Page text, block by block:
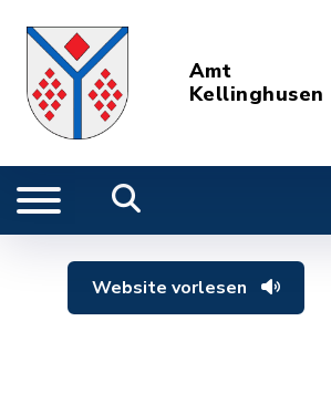
Amt
Kellinghusen
Website vorlesen